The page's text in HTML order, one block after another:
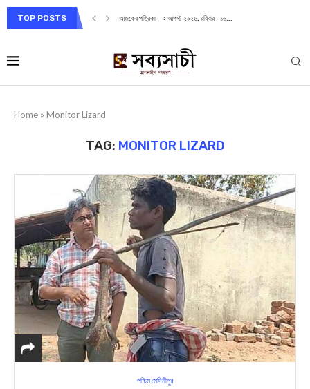
TOP POSTS আজকের পত্রিকা – ২ আগস্ট ২০২৬, রবিবার– ১৬...
Home » Monitor Lizard
TAG: MONITOR LIZARD
পশ্চিম মেদিনীপুর